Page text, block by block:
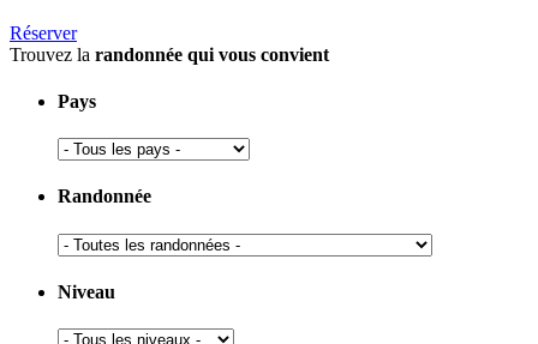
Réserver
Trouvez la randonnée qui vous convient
Pays
Randonnée
Niveau